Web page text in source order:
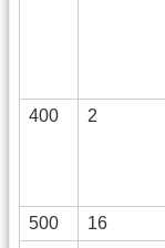
400 2
500 16